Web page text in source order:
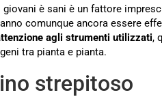
è sani è un fattore
comunque ancora essere
agli strumenti utilizzati,
tra pianta e pianta.
strepitoso